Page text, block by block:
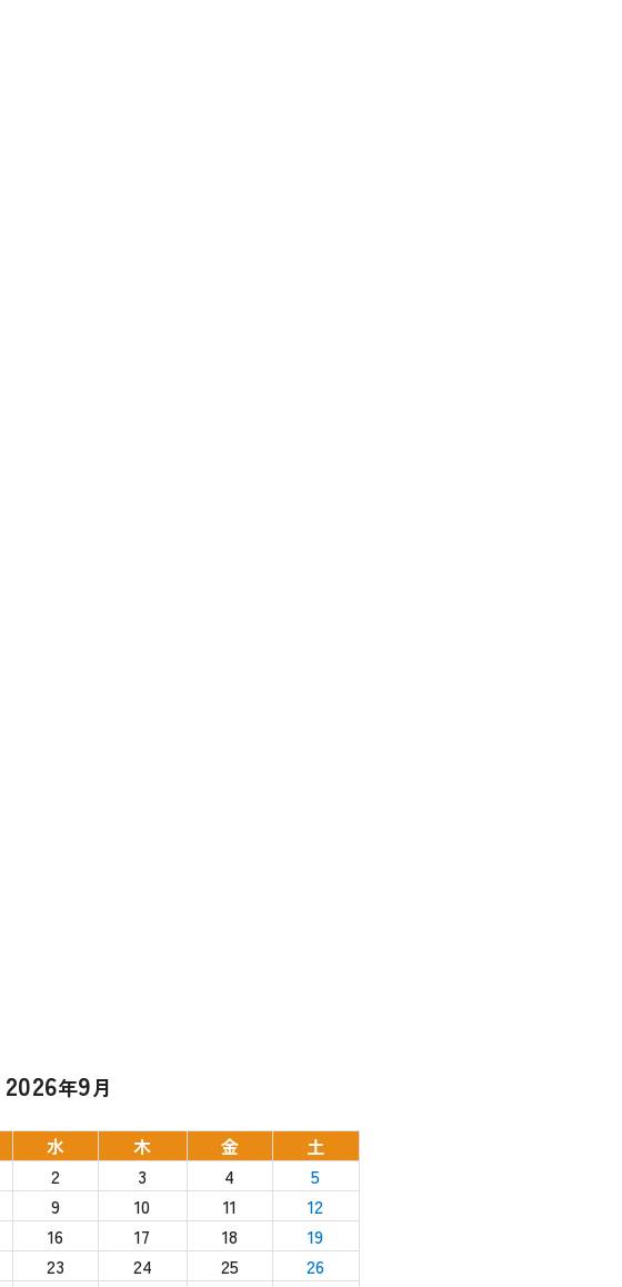
2026年9月
水 木 金
土
2 3 4
5
9 10 11
12
16 17 18
19
23 24 25
26